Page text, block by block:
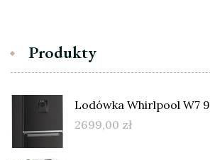
Produkty
Lodówka Whirlpool W7
2699,00 zł